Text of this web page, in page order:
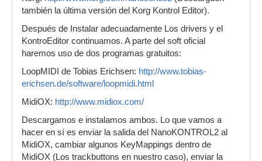
también la última versión del Korg Kontrol Editor).
Después de Instalar adecuadamente Los drivers y el
KontroEditor continuamos. A parte del soft oficial
haremos uso de dos programas gratuitos:
LoopMIDI de Tobias Erichsen: http://www.tobias-
erichsen.de/software/loopmidi.html
MidiOX: http://www.midiox.com/
Descargamos e instalamos ambos. Lo que vamos a
hacer en sí es enviar la salida del NanoKONTROL2 al
MidiOX, cambiar algunos KeyMappings dentro de
MidiOX (Los trackbuttons en nuestro caso), enviar la